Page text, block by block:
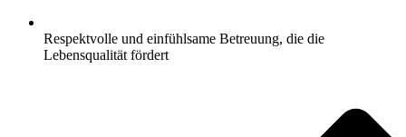
Respektvolle und einfühlsame Betreuung, die die
Lebensqualität fördert